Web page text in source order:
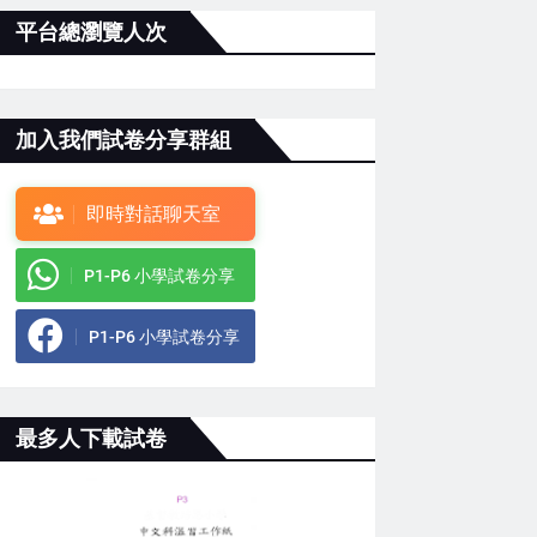
平台總瀏覽人次
加入我們試卷分享群組
即時對話聊天室
P1-P6 小學試卷分享
P1-P6 小學試卷分享
最多人下載試卷